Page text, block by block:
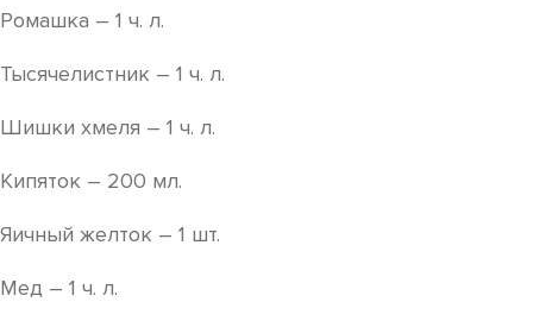
Ромашка – 1 ч. л.
Тысячелистник – 1 ч. л.
Шишки хмеля – 1 ч. л.
Кипяток – 200 мл.
Яичный желток – 1 шт.
Мед – 1 ч. л.